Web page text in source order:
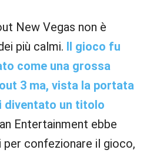
New Vegas non è
più calmi. Il gioco fu
come una grossa
3 ma, vista la portata
diventato un titolo
Entertainment ebbe
confezionare il gioco,